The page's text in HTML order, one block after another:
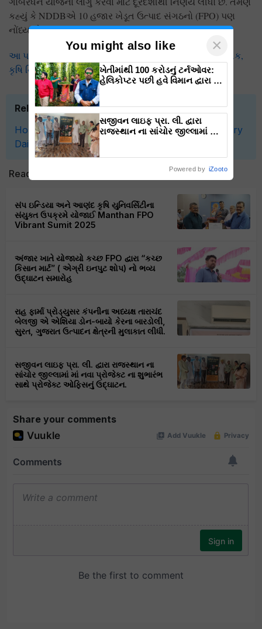
કહ્યું કે NDDBએ 10 હજાર ખેડૂત ઉત્પાદ સંગઠનો (FPO) પણ
નોંધ્યા છે.
આ પણ વાંચો:પપૈયાના પાકમાં દેખાતા આ ત્રણ રોગ છે ખતરનાક,
કૃષિ નિષ્ણાતોએ જણવ્યું સારવારની રીત
Related Topics
Home Ministry ' Amit Bhai Shah Animal Husbandry
Dairy NBBD
Read next
સંપ ઇન્ડિયા અને આણંદ કૃષિ યુનિવર્સિટીના
સંયુક્ત ઉપક્રમે યોજાઈ Manthan FPO
Vibrant Sumit 2025
અંજાર ખાતે યોજાયો કચ્છ FPO દ્વારા “કચ્છ
કિસાન માર્ટ” ( એગ્રી ઇનપુટ શોપ) નો ભવ્ય
ઉદ્ઘાટન સમારોહ
રાહ ફાર્મા પ્રોડ્યુસર કંપનીના અધ્યક્ષ તારાચંદ
બેલજી એ એશિયા ડોન-બાયો કેરના બારડોલી,
સુરત, ગુજરાત ઉત્પાદન ક્ષેત્રની મુલાકાત લીધી.
સજીવન લાઇફ પ્રા. લી. દ્વારા રાજસ્થાન ના
સાંચોર જીલ્લામાં માં નવા પ્રોજેક્ટ ના શુભારંભ
સાથે પ્રોજેક્ટ ઓફિસનું ઉદ્ઘાટન.
Share your comments
You might also like ×
ખેતીમાંથી 100 કરોડનું ટર્નઓવર:
હેલિકોપ્ટર પછી હવે વિમાન દ્વારા કૃષિ
સજીવન લાઇફ પ્રા. લી. દ્વારા
રાજસ્થાન ના સાંચોર જીલ્લામાં માં
Powered by iZooto